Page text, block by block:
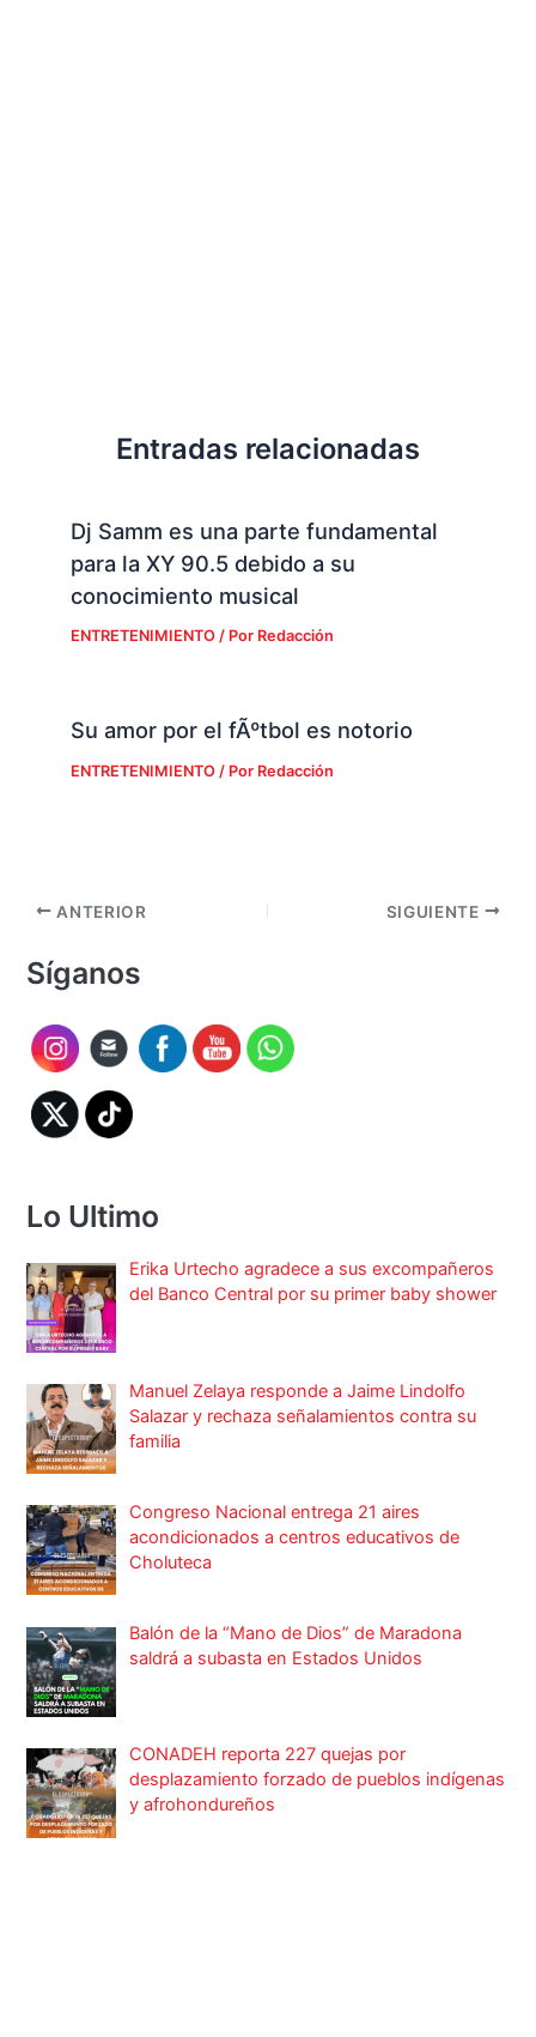
Entradas relacionadas
Dj Samm es una parte fundamental
para la XY 90.5 debido a su
conocimiento musical
ENTRETENIMIENTO/ Por Redacción
Su amor por el fÃºtbol es notorio
ENTRETENIMIENTO/ Por Redacción
ANTERIOR SIGUIENTE
Síganos
Lo Ultimo
Erika Urtecho agradece a sus excompañeros
del Banco Central por su primer baby shower
Manuel Zelaya responde a Jaime Lindolfo
Salazar y rechaza señalamientos contra su
familia
Congreso Nacional entrega 21 aires
acondicionados a centros educativos de
Choluteca
Balón de la “Mano de Dios” de Maradona
saldrá a subasta en Estados Unidos
CONADEH reporta 227 quejas por
desplazamiento forzado de pueblos indígenas
y afrohondureños